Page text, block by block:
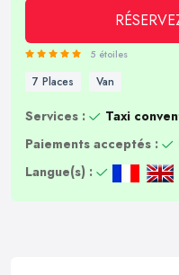
5 étoiles
7 Places Van
Services :
Taxi
Paiements acceptés :
Langue(s) :